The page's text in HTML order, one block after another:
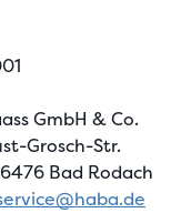
GmbH & Co.
Grosch-Str.
Bad Rodach